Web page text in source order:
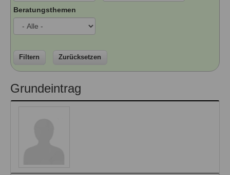
Qualitätssicherung
Qualität unserer Therapeuten
Familienthemen
Veranstaltungen
Seminare und Kurse
Fortbildungen
Ausbildungsinstitute
Information über Qualifikation
Liste der Fachverbände
Sitemap
Links
Formular zur Registrierung
Beratungsthemen
Filtern Zurücksetzen
Grundeintrag